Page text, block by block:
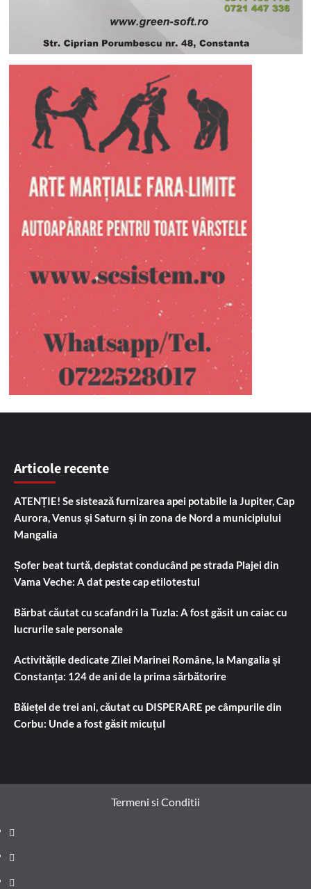
Articole recente
ATENȚIE! Se sistează furnizarea apei potabile la Jupiter, Cap
Aurora, Venus și Saturn și în zona de Nord a municipiului
Mangalia
Șofer beat turtă, depistat conducând pe strada Plajei din
Vama Veche: A dat peste cap etilotestul
Bărbat căutat cu scafandri la Tuzla: A fost găsit un caiac cu
lucrurile sale personale
Activitățile dedicate Zilei Marinei Române, la Mangalia și
Constanța: 124 de ani de la prima sărbătorire
Băiețel de trei ani, căutat cu DISPERARE pe câmpurile din
Corbu: Unde a fost găsit micuțul
Termeni si Conditii
Prima
pagină
Știri
de
Administrație